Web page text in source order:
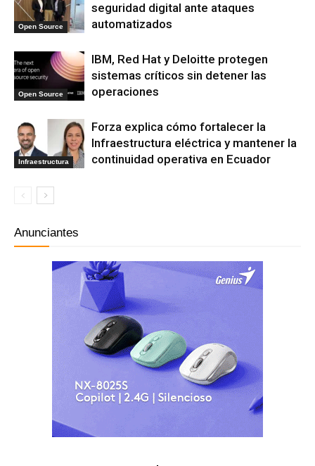
Open Source
seguridad digital ante ataques
automatizados
Open Source
IBM, Red Hat y Deloitte protegen
sistemas críticos sin detener las
operaciones
Infraestructura
Forza explica cómo fortalecer la
Infraestructura eléctrica y mantener la
continuidad operativa en Ecuador
Anunciantes